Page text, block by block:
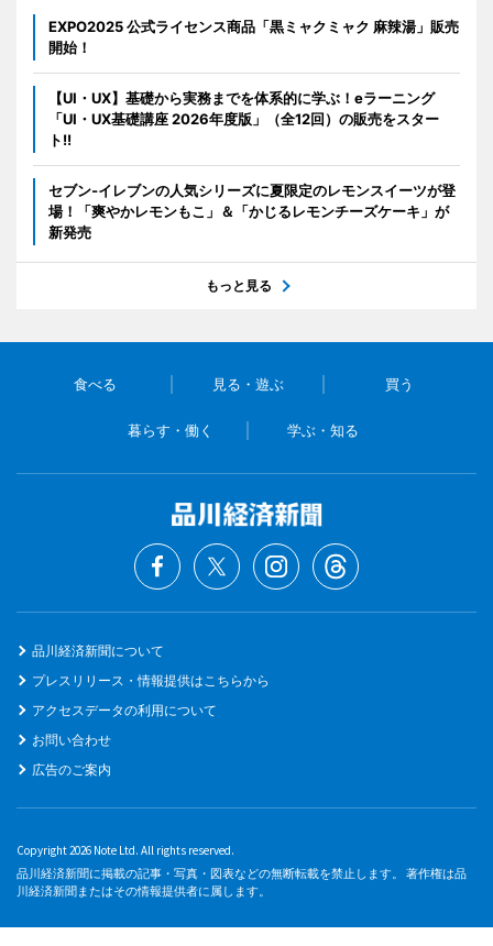
EXPO2025 公式ライセンス商品「黒ミャクミャク 麻辣湯」販売
開始！
【UI・UX】基礎から実務までを体系的に学ぶ！eラーニング
「UI・UX基礎講座 2026年度版」（全12回）の販売をスター
ト!!
セブン‐イレブンの人気シリーズに夏限定のレモンスイーツが登
場！「爽やかレモンもこ」＆「かじるレモンチーズケーキ」が
新発売
もっと見る
食べる 見る・遊ぶ 買う
暮らす・働く 学ぶ・知る
品川経済新聞について
プレスリリース・情報提供はこちらから
アクセスデータの利用について
お問い合わせ
広告のご案内
Copyright 2026 Note Ltd. All rights reserved.
品川経済新聞に掲載の記事・写真・図表などの無断転載を禁止します。 著作権は品
川経済新聞またはその情報提供者に属します。